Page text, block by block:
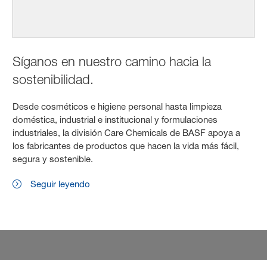
Síganos en nuestro camino hacia la
sostenibilidad.
Desde cosméticos e higiene personal hasta limpieza
doméstica, industrial e institucional y formulaciones
industriales, la división Care Chemicals de BASF apoya a
los fabricantes de productos que hacen la vida más fácil,
segura y sostenible.
Seguir leyendo